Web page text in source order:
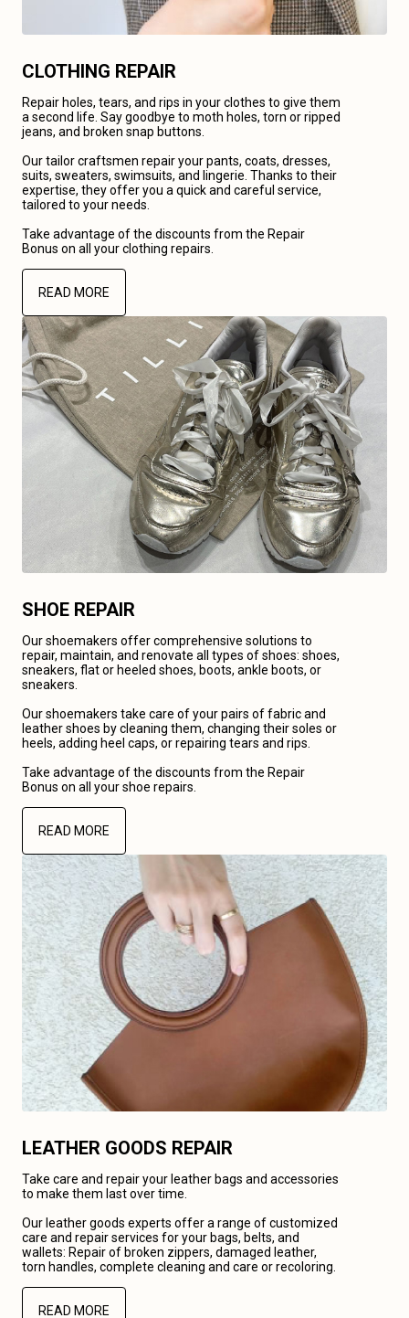
CLOTHING REPAIR
Repair holes, tears, and rips in your clothes to give them
a second life. Say goodbye to moth holes, torn or ripped
jeans, and broken snap buttons.
Our tailor craftsmen repair your pants, coats, dresses,
suits, sweaters, swimsuits, and lingerie. Thanks to their
expertise, they offer you a quick and careful service,
tailored to your needs.
Take advantage of the discounts from the Repair
Bonus on all your clothing repairs.
READ MORE
SHOE REPAIR
Our shoemakers offer comprehensive solutions to
repair, maintain, and renovate all types of shoes: shoes,
sneakers, flat or heeled shoes, boots, ankle boots, or
sneakers.
Our shoemakers take care of your pairs of fabric and
leather shoes by cleaning them, changing their soles or
heels, adding heel caps, or repairing tears and rips.
Take advantage of the discounts from the Repair
Bonus on all your shoe repairs.
READ MORE
LEATHER GOODS REPAIR
Take care and repair your leather bags and accessories
to make them last over time.
Our leather goods experts offer a range of customized
care and repair services for your bags, belts, and
wallets: Repair of broken zippers, damaged leather,
torn handles, complete cleaning and care or recoloring.
READ MORE